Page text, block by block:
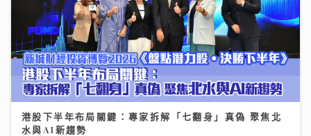
港股下半年布局關鍵：專家拆解「七翻身」真偽 聚焦北
水與AI新趨勢